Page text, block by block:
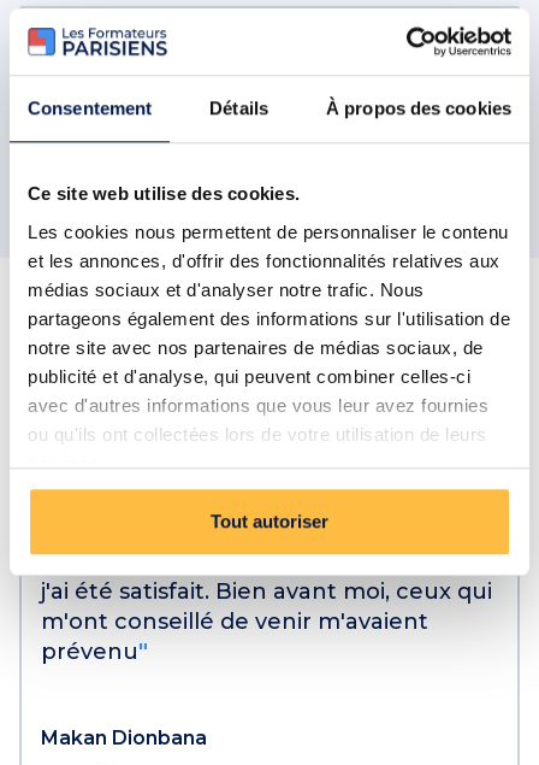
Consentement Détails À propos des cookies
Ce site web utilise des cookies.
Les cookies nous permettent de personnaliser le contenu
et les annonces, d'offrir des fonctionnalités relatives aux
médias sociaux et d'analyser notre trafic. Nous
partageons également des informations sur l'utilisation de
notre site avec nos partenaires de médias sociaux, de
publicité et d'analyse, qui peuvent combiner celles-ci
avec d'autres informations que vous leur avez fournies
ou qu'ils ont collectées lors de votre utilisation de leurs
services.
Tout autoriser
Il y a un avant et un après
"Ma formation, je l'ai trouvé 100% nickel,
j'ai été satisfait. Bien avant moi, ceux qui
m'ont conseillé de venir m'avaient
prévenu"
Makan Dionbana